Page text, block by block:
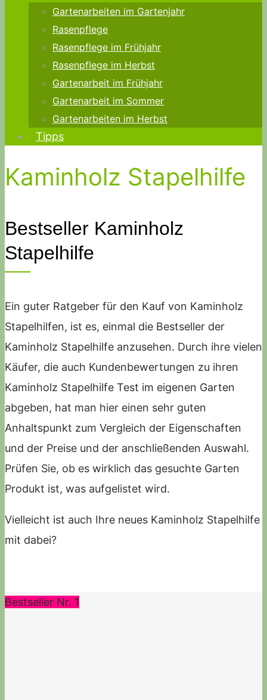
Gartenarbeiten im Gartenjahr
Rasenpflege
Rasenpflege im Frühjahr
Rasenpflege im Herbst
Gartenarbeit im Frühjahr
Gartenarbeit im Sommer
Gartenarbeiten im Herbst
Tipps
Kaminholz Stapelhilfe
Bestseller Kaminholz
Stapelhilfe
Ein guter Ratgeber für den Kauf von Kaminholz
Stapelhilfen, ist es, einmal die Bestseller der
Kaminholz Stapelhilfe anzusehen. Durch ihre vielen
Käufer, die auch Kundenbewertungen zu ihren
Kaminholz Stapelhilfe Test im eigenen Garten
abgeben, hat man hier einen sehr guten
Anhaltspunkt zum Vergleich der Eigenschaften
und der Preise und der anschließenden Auswahl.
Prüfen Sie, ob es wirklich das gesuchte Garten
Produkt ist, was aufgelistet wird.
Vielleicht ist auch Ihre neues Kaminholz Stapelhilfe
mit dabei?
Bestseller Nr. 1